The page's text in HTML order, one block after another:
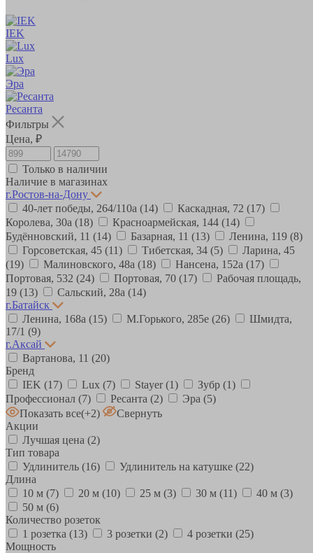
IEK
Lux
Эра
Ресанта
Фильтры
Цена, ₽
Только в наличии
Наличие в магазинах
г.Ростов-на-Дону
40-лет победы, 264/110а (14) Каскадная, 72 (17)
Королева, 30а (18) Красноармейская, 144 (14)
Будённовский, 11 (14) Базарная, 11 (13) Ленина, 119 (8)
Горсоветская, 45 (11) Тибетская, 34 (5)
Ларина, 45
(19)
Малиновского, 48а (18) Нансена, 152а (17)
Портовая, 532 (24) Портовая, 70 (17)
Рабочая площадь,
19 (13) Сальский, 28a (14)
г.Батайск
Ленина, 168а (15) М.Горького, 285е (26)
Шмидта,
17/1 (9)
г.Аксай
Вартанова, 11 (20)
Бренд
IEK (17) Lux (7) Stayer(1) Зубр (1)
Профессионал (7) Ресанта (2) Эра (5)
Показать все(+2)
Свернуть
Акции
Лучшая цена (2)
Тип товара
Удлинитель (16) Удлинитель на катушке (22)
Длина
10 м (7) 20 м (10) 25 м (3) 30 м (11) 40 м (3)
50 м (6)
Количество розеток
1 розетка (13) 3 розетки (2) 4 розетки (25)
Мощность